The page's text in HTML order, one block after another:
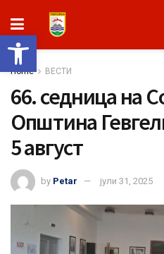
Open toolbar
Home ВЕСТИ
66. седница на
Општина
5 август
by Petar јули 31, 2025